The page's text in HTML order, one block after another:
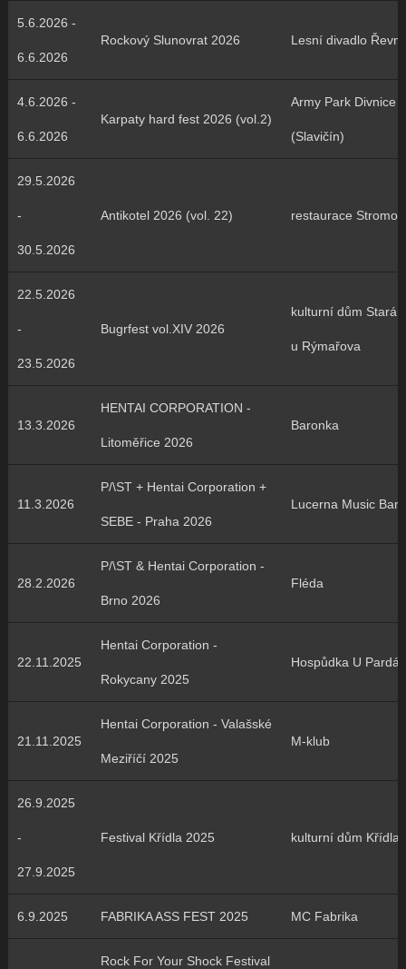
5.6.2026 -
6.6.2026
Rockový Slunovrat 2026 Lesní divadlo
4.6.2026 -
6.6.2026
Karpaty hard fest 2026 (vol.2)
Army Park Divnice
(Slavičín)
29.5.2026
-
30.5.2026
Antikotel 2026 (vol. 22) restaurace
22.5.2026
-
23.5.2026
Bugrfest vol.XIV 2026
kulturní dům Stará
u Rýmařova
13.3.2026
HENTAI CORPORATION -
Litoměřice 2026
Baronka
11.3.2026
P/\ST + Hentai Corporation +
SEBE - Praha 2026
Lucerna Music Bar
28.2.2026
P/\ST & Hentai Corporation -
Brno 2026
Fléda
22.11.2025
Hentai Corporation -
Rokycany 2025
Hospůdka U
21.11.2025
Hentai Corporation - Valašské
Meziříčí 2025
M-klub
26.9.2025
-
27.9.2025
Festival Křídla 2025 kulturní dům Křídla
6.9.2025 FABRIKA ASS FEST 2025 MC Fabrika
Rock For Your Shock Festival